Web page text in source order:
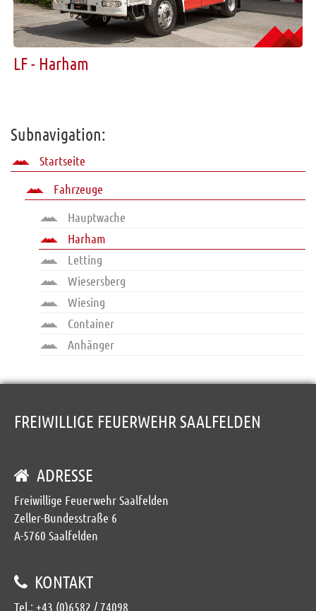
LF - Harham
Subnavigation:
Startseite
Fahrzeuge
Hauptwache
Harham
Letting
Wiesersberg
Wiesing
Container
Anhänger
FREIWILLIGE FEUERWEHR SAALFELDEN
ADRESSE
Freiwillige Feuerwehr Saalfelden
Zeller-Bundesstraße 6
A-5760 Saalfelden
KONTAKT
Tel.: +43 (0)6582 / 74098